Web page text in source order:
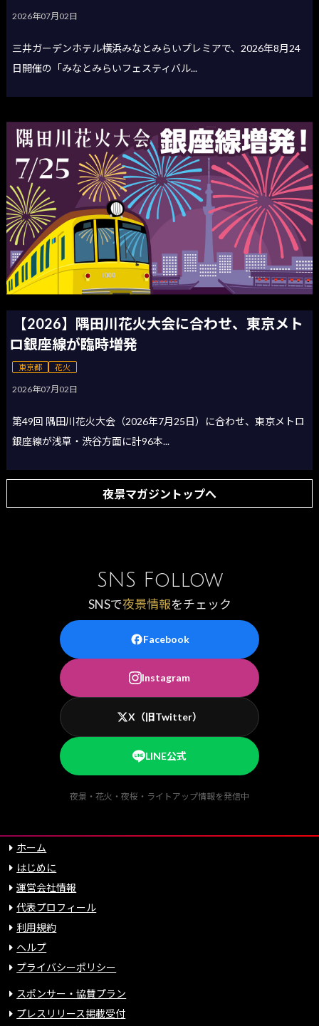
2026年07月02日
三井ガーデンホテル横浜みなとみらいプレミアで、2026年8月24
日開催の「みなとみらいフェスティバル...
【2026】隅田川花火大会に合わせ、東京メト
ロ銀座線が臨時増発
東京都 花火
2026年07月02日
第49回 隅田川花火大会（2026年7月25日）に合わせ、東京メトロ
銀座線が浅草・渋谷方面に計96本...
夜景マガジントップへ
SNS Follow
SNSで夜景情報をチェック
Facebook
Instagram
X（旧Twitter）
LINE公式
夜景・花火・夜桜・ライトアップ情報を発信中
ホーム
はじめに
運営会社情報
代表プロフィール
利用規約
ヘルプ
プライバシーポリシー
スポンサー・協賛プラン
プレスリリース掲載受付